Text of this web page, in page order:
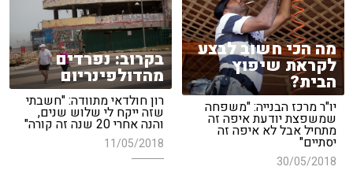
מה הכי חשוב לבצע
לקראת שיפוץ
הבית?
יו"ר מרכז הבנייה: "משפחה
שמשפצת יודעת איפה זה
מתחיל אבל לא איפה זה
יסתיים"
30/05/2018
בקרוב: נפרדים
מהדולפינריום
רון חולדאי מתוודה: "חשבתי
שזה ייקח לי שלוש שנים,
והנה אחרי 20 שנה זה קורה"
11/05/2018